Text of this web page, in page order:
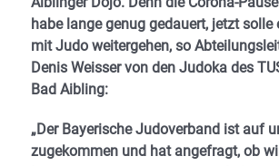
habe lange genug gedauert, jetzt solle
mit Judo weitergehen, so
Denis Weisser von den Judoka des
Bad Aibling:
„Der Bayerische Judoverband ist auf
zugekommen und hat angefragt, ob